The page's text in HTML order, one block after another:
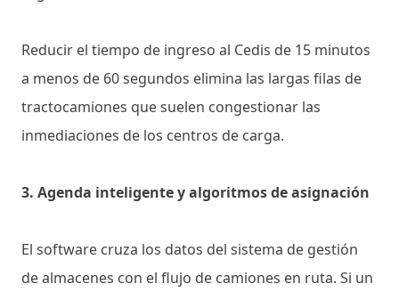
Reducir el tiempo de ingreso al Cedis de 15 minutos
a menos de 60 segundos elimina las largas filas de
tractocamiones que suelen congestionar las
inmediaciones de los centros de carga.
3. Agenda inteligente y algoritmos de asignación
El software cruza los datos del sistema de gestión
de almacenes con el flujo de camiones en ruta. Si un